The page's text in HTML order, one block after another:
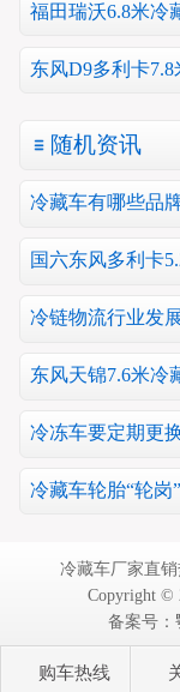
福田瑞沃6.8米冷
东风D9多利卡
随机资讯
冷藏车有哪些品
国六东风多利卡
冷链物流行业发
东风天锦7.6米
冷冻车要定期更
冷藏车轮胎“轮
冷藏车厂家直销
Copyright ©
备案号：
购车热线